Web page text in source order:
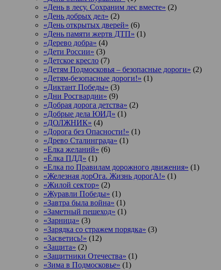
«День в лесу. Сохраним лес вместе» (2)
«День добрых дел» (2)
«День открытых дверей» (6)
«День памяти жертв ДТП» (1)
«Дерево добра» (4)
«Дети России» (3)
«Детское кресло (7)
«Детям Подмосковья – безопасные дороги» (2)
«Детям-безопасные дороги!» (1)
«Диктант Победы» (3)
«Дни Росгвардии» (9)
«Добрая дорога детства» (2)
«Добрые дела ЮИД» (1)
«ДОЛЖНИК» (4)
«Дорога без Опасности!» (1)
«Древо Сталинграда» (1)
«Елка желаний» (6)
«Ёлка ПДД» (1)
«Елка по Правилам дорожного движения» (1)
«Железная дорОга. Жизнь дорогА!» (1)
«Жилой сектор» (2)
«Журавли Победы» (1)
«Завтра была война» (1)
«Заметный пешеход» (1)
«Зарница» (3)
«Зарядка со стражем порядка» (3)
«Засветись!» (12)
«Защита» (2)
«Защитники Отечества» (1)
«Зима в Подмосковье» (1)